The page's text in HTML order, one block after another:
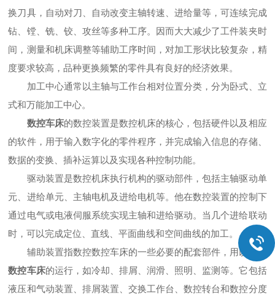
换刀具，自动对刀、自动改变主轴转速、进给量等，可连续完成
钻、镗、铣、铰、攻丝等多种工序。因而大大减少了工件装夹时
间，测量和机床调整等辅助工序时间，对加工形状比较复杂，精
度要求较高，品种更换频繁的零件具有良好的经济效果。
加工中心通常以主轴与工作台相对位置分类，分为卧式、立
式和万能加工中心。
数控车床的数控装置是数控机床的核心，包括硬件以及相应
的软件，用于输入数字化的零件程序，并完成输入信息的存储、
数据的变换、插补运算以及实现各种控制功能。
驱动装置是数控机床执行机构的驱动部件，包括主轴驱动单
元、进给单元、主轴电机及进给电机等。他在数控装置的控制下
通过电气或电液伺服系统实现主轴和进给驱动。当几个进给联动
时，可以完成定位、直线、平面曲线和空间曲线的加工。
辅助装置指数控数控车床的一些必要的配套部件，用以保证
数控车床的运行，如冷却、排屑、润滑、照明、监测等。它包括
液压和气动装置、排屑装置、交换工作台、数控转台和数控分度